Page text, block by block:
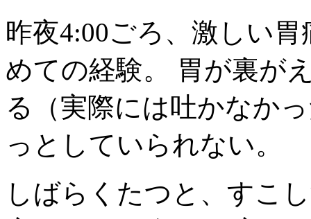
昨夜4:00ごろ、激しい
めての経験。 胃が裏が
る（実際には吐かなか
っとしていられない。
しばらくたつと、すこ